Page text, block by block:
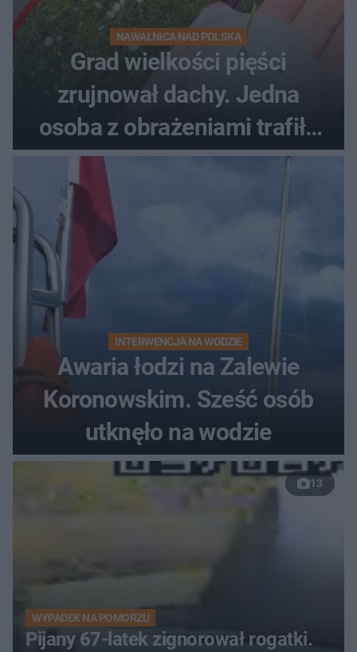
NAWAŁNICA NAD POLSKĄ
Grad wielkości pięści
zrujnował dachy. Jedna
osoba z obrażeniami trafiła
do szpitala
INTERWENCJA NA WODZIE
Awaria łodzi na Zalewie
Koronowskim. Sześć osób
utknęło na wodzie
13
WYPADEK NA POMORZU
Pijany 67-latek zignorował rogatki.